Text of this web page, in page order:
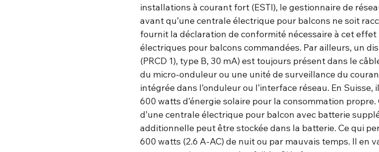
installations à courant fort (ESTI), le gestionnaire de
avant qu’une centrale électrique pour balcons ne soit
fournit la déclaration de conformité nécessaire à cet
électriques pour balcons commandées. Par ailleurs, un
(PRCD 1), type B, 30 mA) est toujours présent dans le
du micro-onduleur ou une unité de surveillance du
intégrée dans l’onduleur ou l’interface réseau. En Suisse,
600 watts d’énergie solaire pour la consommation propre.
d’une centrale électrique pour balcon avec batterie
additionnelle peut être stockée dans la batterie. Ce qui
600 watts (2.6 A-AC) de nuit ou par mauvais temps. Il en